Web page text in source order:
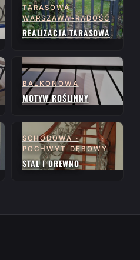
TARASOWA ·
WARSZAWA-RADOŚĆ
REALIZACJA TARASOWA
BALKONOWA
MOTYW ROŚLINNY
SCHODOWA ·
POCHWYT DĘBOWY
STAL I DREWNO